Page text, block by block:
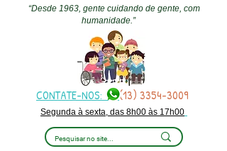
“Desde 1963, gente cuidando de gente, com
humanidade.”
CONTATE-NOS:(13) 3354-3009
Segunda à sexta, das 8h00 às 17h00